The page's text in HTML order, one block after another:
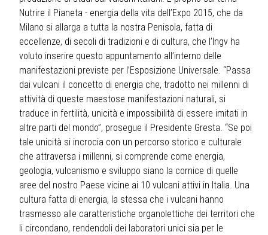
Nutrire il Pianeta - energia della vita dell’Expo 2015, che da
Milano si allarga a tutta la nostra Penisola, fatta di
eccellenze, di secoli di tradizioni e di cultura, che l’Ingv ha
voluto inserire questo appuntamento all’interno delle
manifestazioni previste per l’Esposizione Universale. “Passa
dai vulcani il concetto di energia che, tradotto nei millenni di
attività di queste maestose manifestazioni naturali, si
traduce in fertilità, unicità e impossibilità di essere imitati in
altre parti del mondo”, prosegue il Presidente Gresta. “Se poi
tale unicità si incrocia con un percorso storico e culturale
che attraversa i millenni, si comprende come energia,
geologia, vulcanismo e sviluppo siano la cornice di quelle
aree del nostro Paese vicine ai 10 vulcani attivi in Italia. Una
cultura fatta di energia, la stessa che i vulcani hanno
trasmesso alle caratteristiche organolettiche dei territori che
li circondano, rendendoli dei laboratori unici sia per le